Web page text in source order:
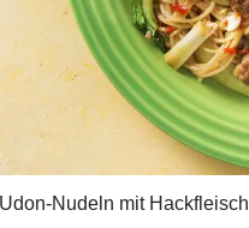
Nudeln mit Hackfleisch